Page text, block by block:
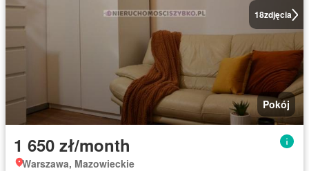
18zdjęcia
Pokój
1 650 zł/month
Warszawa, Mazowieckie